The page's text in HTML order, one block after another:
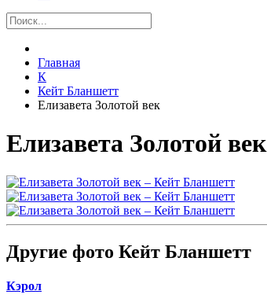
Главная
К
Кейт Бланшетт
Елизавета Золотой век
Елизавета Золотой век
Другие фото Кейт Бланшетт
Кэрол